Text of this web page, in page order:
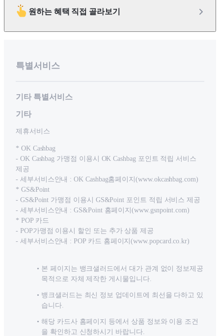
원하는 혜택 직접 골라보기
특별서비스
기타 특별서비스
기타
제휴서비스
* OK Cashbag
- OK Cashbag 가맹점 이용시 OK Cashbag 포인트 적립 서비스
제공
- 세부서비스안내 : OK Cashbag홈페이지(www.okcashbag.com)
* GS&Point
- GS&Point 가맹점 이용시 GS&Point 포인트 적립 서비스 제공
- 세부서비스안내 : GS&Point 홈페이지(www.gsnpoint.com)
* POP 카드
- POP가맹점 이용시 할인 또는 추가 상품 제공
- 세부서비스안내 : POP 카드 홈페이지(www.popcard.co.kr)
본 페이지는 뱅크샐러드에서 대가 관계 없이 정보제공
목적으로 자체 제작한 게시물입니다.
뱅크샐러드는 최신 정보 업데이트에 최선을 다하고 있
습니다.
해당 카드사 홈페이지 등에서 상품 정보와 이용 조건
을 확인하고 신청하시기 바랍니다.